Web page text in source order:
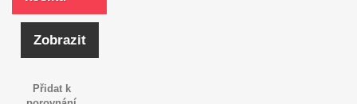
Zobrazit
Přidat k